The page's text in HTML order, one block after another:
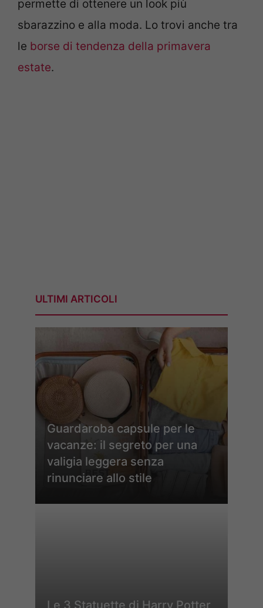
permette di ottenere un look più
sbarazzino e alla moda. Lo trovi anche tra
le borse di tendenza della primavera
estate.
ULTIMI ARTICOLI
Guardaroba capsule per le
vacanze: il segreto per una
valigia leggera senza
rinunciare allo stile
Le 3 Statuette di Harry Potter